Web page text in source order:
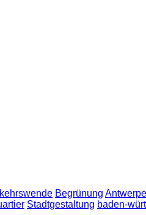
Begrünung
Stadtgestaltung baden-